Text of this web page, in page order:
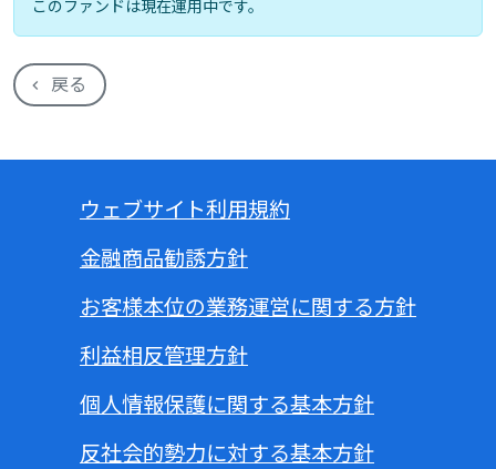
このファンドは現在運用中です。
戻る
ウェブサイト利用規約
金融商品勧誘方針
お客様本位の業務運営に関する方針
利益相反管理方針
個人情報保護に関する基本方針
反社会的勢力に対する基本方針